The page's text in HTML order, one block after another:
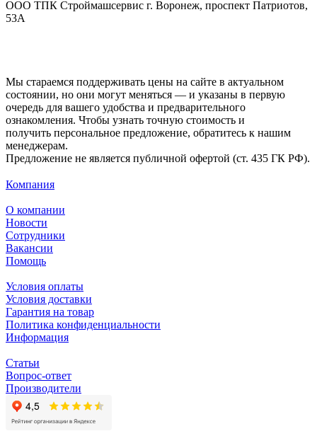
ООО ТПК Строймашсервис г. Воронеж, проспект Патриотов,
53А
Мы стараемся поддерживать цены на сайте в актуальном
состоянии, но они могут меняться — и указаны в первую
очередь для вашего удобства и предварительного
ознакомления. Чтобы узнать точную стоимость и
получить персональное предложение, обратитесь к нашим
менеджерам.
Предложение не является публичной офертой (ст. 435 ГК РФ).
Компания
О компании
Новости
Сотрудники
Вакансии
Помощь
Условия оплаты
Условия доставки
Гарантия на товар
Политика конфиденциальности
Информация
Статьи
Вопрос-ответ
Производители